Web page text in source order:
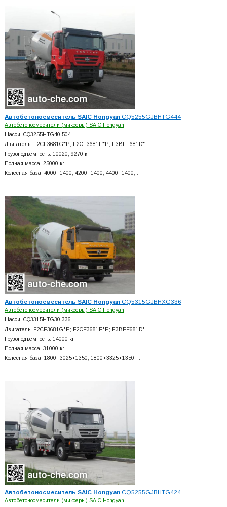
Автобетоносмеситель SAIC HongyanCQ5255GJBHTG444
Автобетоносмесители (миксеры) SAIC Hongyan
Шасси: CQ3255HTG40-504
Двигатель: F2CE3681G*P; F2CE3681E*P; F3BEE681D*…
Грузоподъемность: 10020, 9270 кг
Полная масса: 25000 кг
Колесная база: 4000+1400, 4200+1400, 4400+1400,…
Автобетоносмеситель SAIC HongyanCQ5315GJBHXG336
Автобетоносмесители (миксеры) SAIC Hongyan
Шасси: CQ3315HTG30-336
Двигатель: F2CE3681G*P; F2CE3681E*P; F3BEE681D*…
Грузоподъемность: 14000 кг
Полная масса: 31000 кг
Колесная база: 1800+3025+1350, 1800+3325+1350, …
Автобетоносмеситель SAIC HongyanCQ5255GJBHTG424
Автобетоносмесители (миксеры) SAIC Hongyan